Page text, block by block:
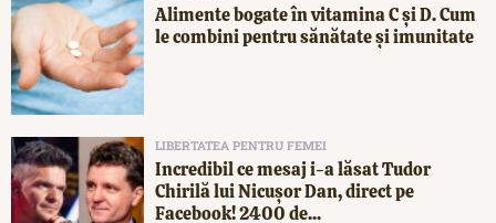
Alimente bogate în vitamina C și D. Cum
le combini pentru sănătate și imunitate
LIBERTATEA PENTRU FEMEI
Incredibil ce mesaj i-a lăsat Tudor
Chirilă lui Nicușor Dan, direct pe
Facebook! 2400 de...